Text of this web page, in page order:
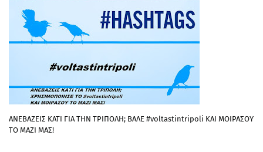
ΑΝΕΒΑΖΕΙΣ ΚΑΤΙ ΓΙΑ ΤΗΝ ΤΡΙΠΟΛΗ; ΒΑΛΕ #voltastintripoli ΚΑΙ ΜΟΙΡΑΣΟΥ
ΤΟ ΜΑΖΙ ΜΑΣ!